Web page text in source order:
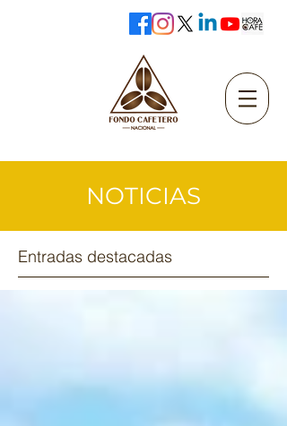
NOTICIAS
Entradas destacadas